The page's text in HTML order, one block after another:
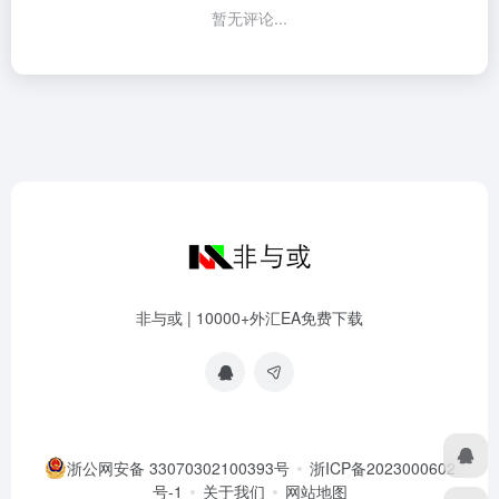
暂无评论...
非与或 | 10000+外汇EA免费下载
浙公网安备 33070302100393号
浙ICP备2023000602
号-1
关于我们 网站地图